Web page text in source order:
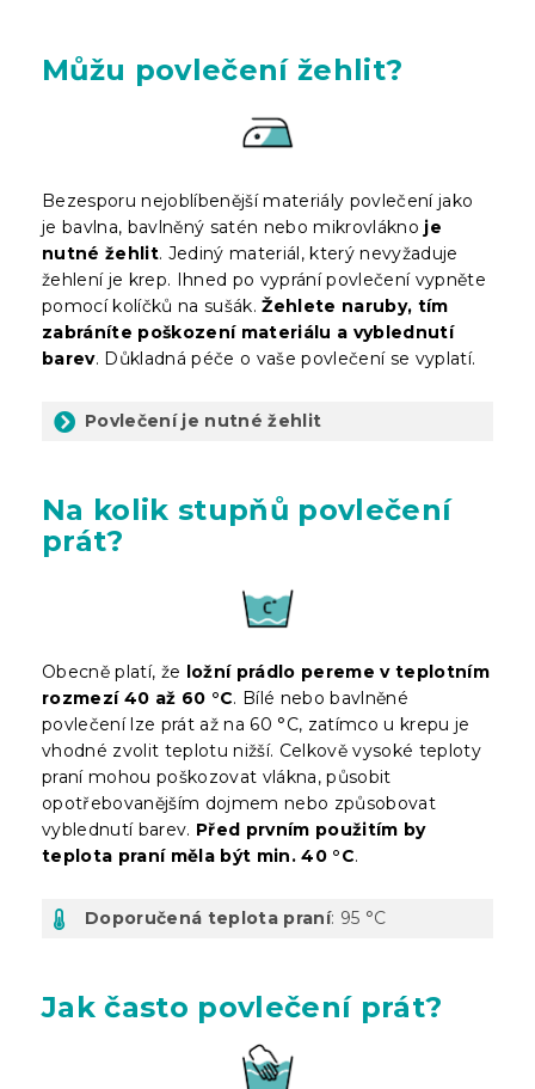
Můžu povlečení žehlit?
Bezesporu nejoblíbenější materiály povlečení jako
je bavlna, bavlněný satén nebo mikrovlákno je
nutné žehlit. Jediný materiál, který nevyžaduje
žehlení je krep. Ihned po vyprání povlečení vypněte
pomocí kolíčků na sušák.Žehlete naruby, tím
zabráníte poškození materiálu a vyblednutí
barev. Důkladná péče o vaše povlečení se vyplatí.
Povlečení je nutné žehlit
Na kolik stupňů povlečení
prát?
Obecně platí, že ložní prádlo pereme v teplotním
rozmezí 40 až 60 °C. Bílé nebo bavlněné
povlečení lze prát až na 60 °C, zatímco u krepu je
vhodné zvolit teplotu nižší. Celkově vysoké teploty
praní mohou poškozovat vlákna, působit
opotřebovanějším dojmem nebo způsobovat
vyblednutí barev. Před prvním použitím by
teplota praní měla být min. 40 °C.
Doporučená teplota praní: 95 °C
Jak často povlečení prát?